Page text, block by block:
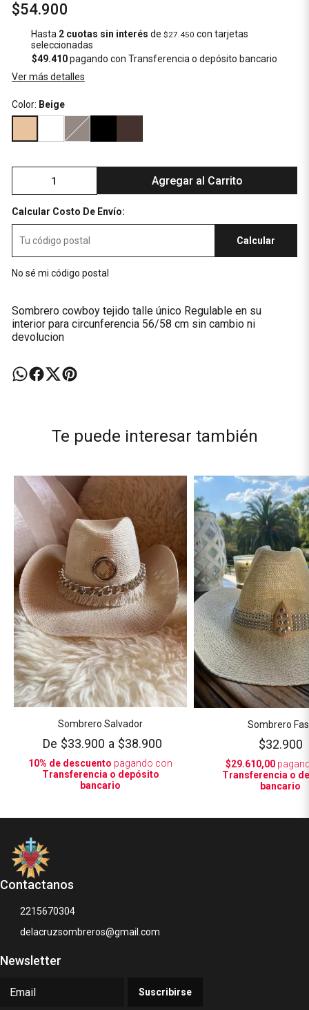
$54.900
Hasta 2 cuotas sin interés de $27.450 con tarjetas
seleccionadas
$49.410pagando con Transferencia o depósito bancario
Ver más detalles
Color: Beige
Agregar al Carrito
Calcular Costo De Envío:
Calcular
No sé mi código postal
Sombrero cowboy tejido talle único Regulable en su
interior para circunferencia 56/58 cm sin cambio ni
devolucion
Te puede interesar también
Sombrero Salvador
De $33.900 a $38.900
10% de descuento pagando con
Transferencia o depósito
bancario
Sombrero
$32.900
$29.610,00
Transferencia o
bancario
Contactanos
2215670304
delacruzsombreros@gmail.com
Newsletter
Suscribirse